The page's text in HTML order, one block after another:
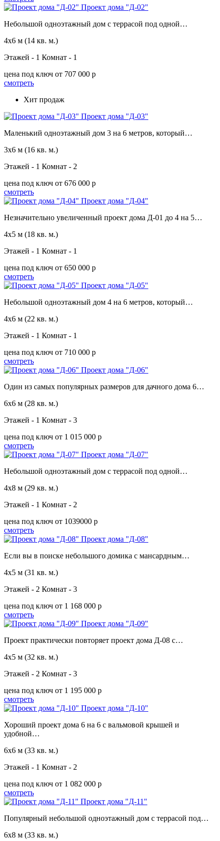
Проект дома "Д-02"
Небольшой одноэтажный дом с террасой под одной…
4х6 м (14 кв. м.)
Этажей - 1 Комнат - 1
цена под ключ от 707 000 p
смотреть
Хит продаж
Проект дома "Д-03"
Маленький одноэтажный дом 3 на 6 метров, который…
3х6 м (16 кв. м.)
Этажей - 1 Комнат - 2
цена под ключ от 676 000 p
смотреть
Проект дома "Д-04"
Незначительно увеличенный проект дома Д-01 до 4 на 5…
4х5 м (18 кв. м.)
Этажей - 1 Комнат - 1
цена под ключ от 650 000 p
смотреть
Проект дома "Д-05"
Небольшой одноэтажный дом 4 на 6 метров, который…
4х6 м (22 кв. м.)
Этажей - 1 Комнат - 1
цена под ключ от 710 000 p
смотреть
Проект дома "Д-06"
Один из самых популярных размеров для дачного дома 6…
6х6 м (28 кв. м.)
Этажей - 1 Комнат - 3
цена под ключ от 1 015 000 p
смотреть
Проект дома "Д-07"
Небольшой одноэтажный дом с террасой под одной…
4х8 м (29 кв. м.)
Этажей - 1 Комнат - 2
цена под ключ от 1039000 p
смотреть
Проект дома "Д-08"
Если вы в поиске небольшого домика с мансардным…
4х5 м (31 кв. м.)
Этажей - 2 Комнат - 3
цена под ключ от 1 168 000 p
смотреть
Проект дома "Д-09"
Проект практически повторяет проект дома Д-08 с…
4х5 м (32 кв. м.)
Этажей - 2 Комнат - 3
цена под ключ от 1 195 000 p
смотреть
Проект дома "Д-10"
Хороший проект дома 6 на 6 с вальмовой крышей и
удобной…
6х6 м (33 кв. м.)
Этажей - 1 Комнат - 2
цена под ключ от 1 082 000 p
смотреть
Проект дома "Д-11"
Популярный небольшой одноэтажный дом с террасой под…
6х8 м (33 кв. м.)